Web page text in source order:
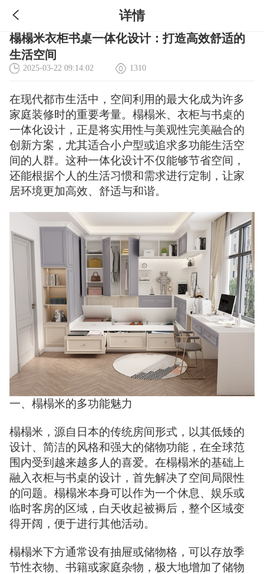
详情
榻榻米衣柜书桌一体化设计：打造高效舒适的
生活空间
2025-03-22 09:14:02 1310
在现代都市生活中，空间利用的最大化成为许多
家庭装修时的重要考量。榻榻米、衣柜与书桌的
一体化设计，正是将实用性与美观性完美融合的
创新方案，尤其适合小户型或追求多功能生活空
间的人群。这种一体化设计不仅能够节省空间，
还能根据个人的生活习惯和需求进行定制，让家
居环境更加高效、舒适与和谐。
一、榻榻米的多功能魅力
榻榻米，源自日本的传统房间形式，以其低矮的
设计、简洁的风格和强大的储物功能，在全球范
围内受到越来越多人的喜爱。在榻榻米的基础上
融入衣柜与书桌的设计，首先解决了空间局限性
的问题。榻榻米本身可以作为一个休息、娱乐或
临时客房的区域，白天收起被褥后，整个区域变
得开阔，便于进行其他活动。
榻榻米下方通常设有抽屉或储物格，可以存放季
节性衣物、书籍或家庭杂物，极大地增加了储物